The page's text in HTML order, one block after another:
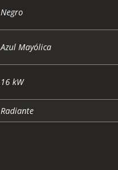
Negro
Azul Mayólica
16 kW
Radiante